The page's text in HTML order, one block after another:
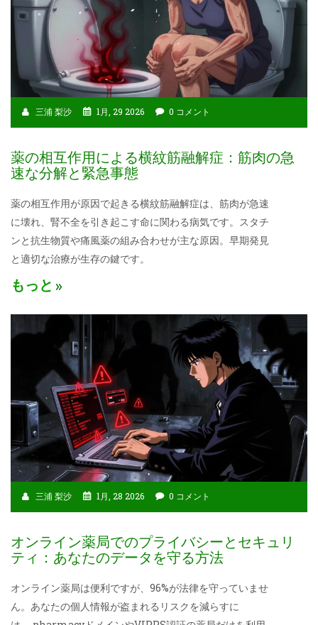
三浦 梨沙 1月, 29 2026 0 コメント
薬の相互作用による横紋筋融解症：筋肉の急
速な分解と緊急事態
薬の相互作用が原因で起きる横紋筋融解症は、筋肉が急速
に壊れ、腎不全を引き起こす命に関わる病気です。スタチ
ンと抗生物質や痛風薬の組み合わせが主な原因。早期発見
と適切な治療が生存の鍵です。
もっと
三浦 梨沙 1月, 28 2026 0 コメント
オンライン薬局でのプライバシーとセキュリ
ティ：あなたのデータを守る方法
オンライン薬局は便利ですが、96%が法律を守っていませ
ん。あなたの個人情報が盗まれるリスクを減らすに